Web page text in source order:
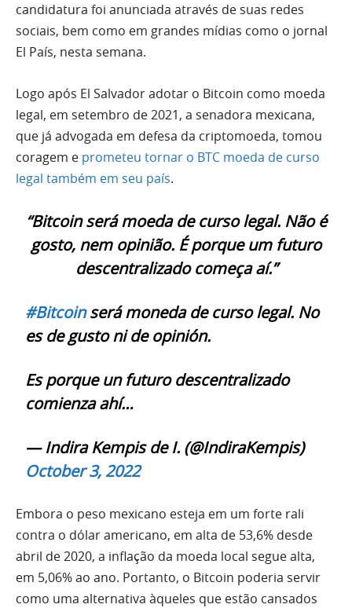
candidatura foi anunciada através de suas redes
sociais, bem como em grandes mídias como o jornal
El País, nesta semana.
Logo após El Salvador adotar o Bitcoin como moeda
legal, em setembro de 2021, a senadora mexicana,
que já advogada em defesa da criptomoeda, tomou
coragem e prometeu tornar o BTC moeda de curso
legal também em seu país.
“Bitcoin será moeda de curso legal. Não é
gosto, nem opinião. É porque um futuro
descentralizado começa aí.”
#Bitcoinserá moneda de curso legal. No
es de gusto ni de opinión.
Es porque un futuro descentralizado
comienza ahí…
— Indira Kempis de I. (@IndiraKempis)
October 3, 2022
Embora o peso mexicano esteja em um forte rali
contra o dólar americano, em alta de 53,6% desde
abril de 2020, a inflação da moeda local segue alta,
em 5,06% ao ano. Portanto, o Bitcoin poderia servir
como uma alternativa àqueles que estão cansados